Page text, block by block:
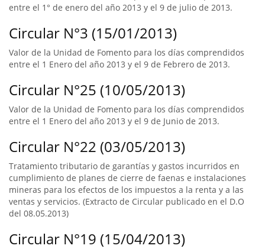
entre el 1° de enero del año 2013 y el 9 de julio de 2013.
Circular N°3 (15/01/2013)
Valor de la Unidad de Fomento para los días comprendidos
entre el 1 Enero del año 2013 y el 9 de Febrero de 2013.
Circular N°25 (10/05/2013)
Valor de la Unidad de Fomento para los días comprendidos
entre el 1 Enero del año 2013 y el 9 de Junio de 2013.
Circular N°22 (03/05/2013)
Tratamiento tributario de garantías y gastos incurridos en
cumplimiento de planes de cierre de faenas e instalaciones
mineras para los efectos de los impuestos a la renta y a las
ventas y servicios. (Extracto de Circular publicado en el D.O
del 08.05.2013)
Circular N°19 (15/04/2013)